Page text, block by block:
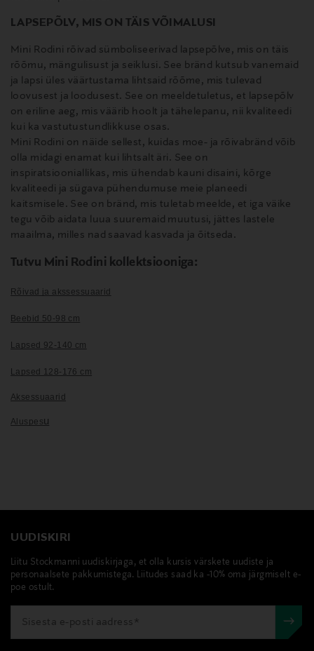
LAPSEPÕLV, MIS ON TÄIS VÕIMALUSI
Mini Rodini rõivad sümboliseerivad lapsepõlve, mis on täis
rõõmu, mängulisust ja seiklusi. See bränd kutsub vanemaid
ja lapsi üles väärtustama lihtsaid rõõme, mis tulevad
loovusest ja loodusest. See on meeldetuletus, et lapsepõlv
on eriline aeg, mis väärib hoolt ja tähelepanu, nii kvaliteedi
kui ka vastutustundlikkuse osas.
Mini Rodini on näide sellest, kuidas moe- ja rõivabränd võib
olla midagi enamat kui lihtsalt äri. See on
inspiratsiooniallikas, mis ühendab kauni disaini, kõrge
kvaliteedi ja sügava pühendumuse meie planeedi
kaitsmisele. See on bränd, mis tuletab meelde, et iga väike
tegu võib aidata luua suuremaid muutusi, jättes lastele
maailma, milles nad saavad kasvada ja õitseda.
Tutvu Mini Rodini kollektsiooniga:
Rõivad ja akssessuaarid
Beebid 50-98 cm
Lapsed 92-140 cm
Lapsed 128-176 cm
Aksessuaarid
Aluspesu
UUDISKIRI
Liitu Stockmanni uudiskirjaga, et olla kursis värskete uudiste ja
personaalsete pakkumistega. Liitudes saad ka -10% oma järgmiselt e-
poe ostult.